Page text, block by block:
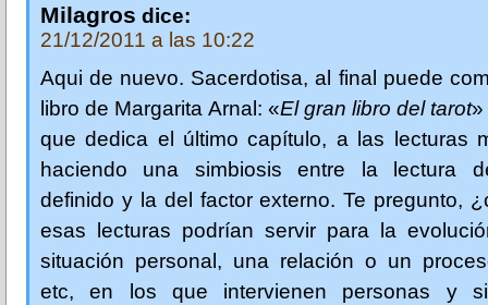
Milagros dice:
21/12/2011 a las 10:22
Aqui de nuevo. Sacerdotisa, al final puede
libro de Margarita Arnal: «El gran libro del tarot»
que dedica el último capítulo, a las lecturas
haciendo una simbiosis entre la lectura
definido y la del factor externo. Te pregunto,
esas lecturas podrían servir para la
situación personal, una relación o un
etc, en los que intervienen personas y